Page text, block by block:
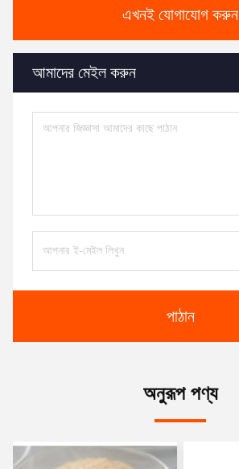
এখনই যোগাযোগ করুন
আমাদের মেইল করুন
পাঠান
অনুরূপ পণ্য